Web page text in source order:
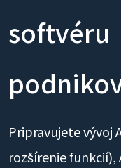
softvéru
Pripravujete vývoj
rozšírenie